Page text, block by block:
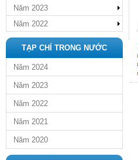
Năm 2023
Năm 2022
TẠP CHÍ TRONG NƯỚC
Năm 2024
Năm 2023
Năm 2022
Năm 2021
Năm 2020